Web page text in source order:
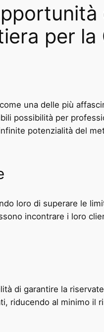
per
una delle più
possibilità per
potenzialità del
loro di superare le
incontrare i loro
di garantire la
riducendo al minimo il